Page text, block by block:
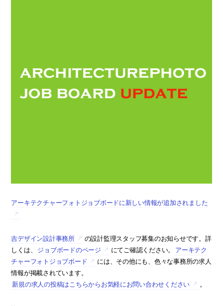
アーキテクチャーフォトジョブボードに新しい情報が追加されました
吉デザイン設計事務所
の設計監理スタッフ募集のお知らせです。詳
しくは、
ジョブボードのページ にてご確認ください。
アーキテク
チャーフォトジョブボード
には、その他にも、色々な事務所の求人
情報が掲載されています。
新規の求人の投稿はこちらからお気軽にお問い合わせください
。